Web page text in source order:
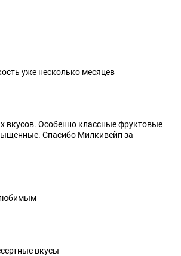
уже несколько месяцев
вкусов. Особенно классные фруктовые
Спасибо Милкивейп за
любимым
вкусы